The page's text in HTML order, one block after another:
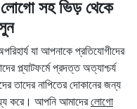
লোগো সহ ভিড় থেকে
যা আপনাকে প্রতিযোগীদের
প্ল্যাটফর্মে প্রদত্ত অত্যাশ্চর্য
তাদের নাপিতের দোকানের জন্য
করে। আপনি আমাদেরলোগো